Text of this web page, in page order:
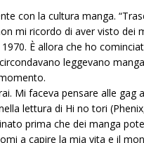
con la cultura manga.
mi ricordo di aver visto dei
È allora che ho
leggevano
Mi faceva pensare alle gag
lettura di Hi no tori
prima che dei manga
a capire la mia vita e il